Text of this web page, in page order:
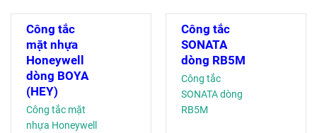
Công tắc
mặt nhựa
Honeywell
dòng BOYA
(HEY)
Công tắc mặt
nhựa Honeywell
Công tắc
SONATA
dòng RB5M
Công tắc
SONATA dòng
RB5M